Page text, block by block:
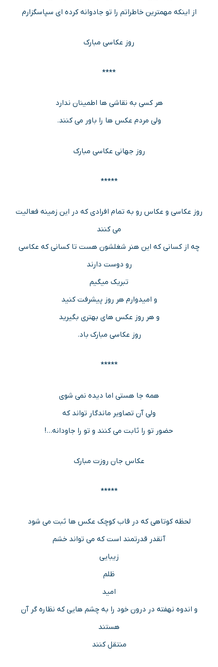
از اینکه مهمترین خاطراتم را تو جادوانه کرده ای سپاسگزارم
روز عکاسی مبارک
****
هر کسی به نقاشی ها اطمینان ندارد
ولی مردم عکس ها را باور می کنند.
روز جهانی عکاسی مبارک
*****
روز عکاسی و عکاس رو به تمام افرادی که در این زمینه فعالیت
می کنند
چه از کسانی که این هنر شغلشون هست تا کسانی که عکاسی
رو دوست دارند
تبریک میگیم
و امیدوارم هر روز پیشرفت کنید
و هر روز عکس های بهتری بگیرید
روز عکاسی مبارک باد.
*****
همه جا هستی اما دیده نمی شوی
ولی آن تصاویر ماندگار تواند که
حضور تو را ثابت می کنند و تو را جاودانه…!
عکاس جان روزت مبارک
*****
لحظه کوتاهی که در قاب کوچک عکس ها ثبت می شود
آنقدر قدرتمند است که می تواند خشم
زیبایی
ظلم
امید
و اندوه نهفته در درون خود را به چشم هایی که نظاره گر آن
هستند
منتقل کنند